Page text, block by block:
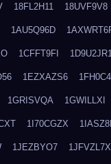
18FL2H11 18UVF9V8
1AU5Q96D
1CFFT9FI 1D9U2JR1
1EZXAZS6
1GRISVQA 1GWILLXI
1I70CGZX
1JEZBYO7 1JFVZL7X